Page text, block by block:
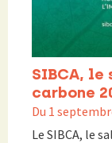
SIBCA, le
carbone
Du 1
Le SIBCA, le